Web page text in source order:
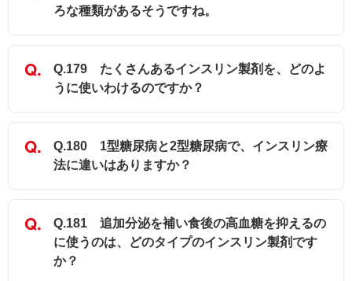
ろな種類があるそうですね。
Q.179 たくさんあるインスリン製剤を、どのよ
うに使いわけるのですか？
Q.180 1型糖尿病と2型糖尿病で、インスリン療
法に違いはありますか？
Q.181 追加分泌を補い食後の高血糖を抑えるの
に使うのは、どのタイプのインスリン製剤です
か？